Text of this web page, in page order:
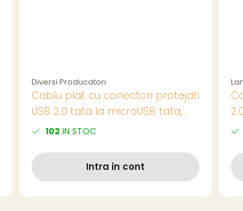
Diversi Producatori
Cablu plat cu conectori protejati
USB 2.0 tata la microUSB tata,
lungime 1 metru, albastru cu alb
102 IN STOC
Intra in cont